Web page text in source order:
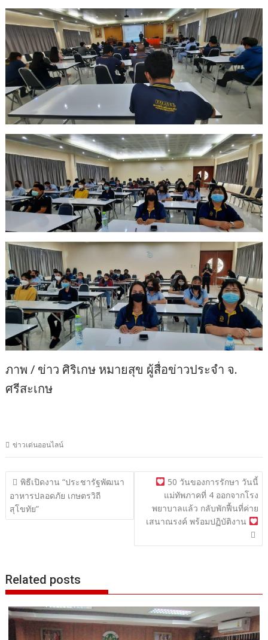
ภาพ / ข่าว ศิริเกษ หมายสุข ผู้สื่อข่าวประจำ จ.
ศรีสะเกษ
ข่าวเด่นออนไลน์
แนะแนว
เรื่อง
พิธีเปิดงาน “ประชารัฐพัฒนา
อาหารปลอดภัย เกษตรวิถี
สุโขทัย”
50 วันของการรักษา วันนี้
แม่ทัพภาคที่ 4 ออกจากโรง
พยาบาลแล้ว กลับพักฟื้นที่ค่าย
เสนาณรงค์ พร้อมปฏิบัติงาน
Related posts